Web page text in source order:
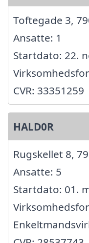
Toftegade 3,
Ansatte: 1
Startdato: 22.
CVR: 33351259
HALD0R
Rugskellet 8,
Ansatte: 5
Startdato: 01.